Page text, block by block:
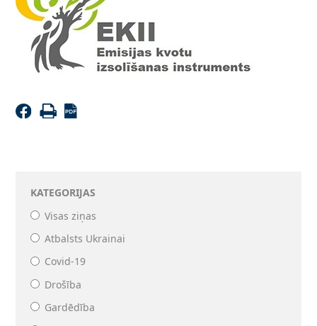
KATEGORIJAS
Visas ziņas
Atbalsts Ukrainai
Covid-19
Drošība
Gardēdība